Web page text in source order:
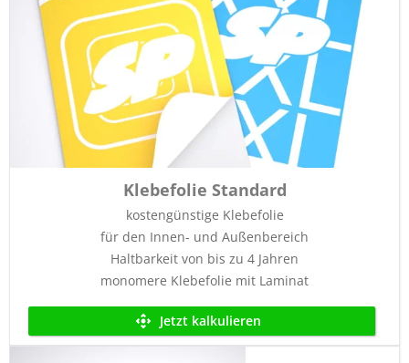
Klebefolie Standard
kostengünstige Klebefolie
für den Innen- und Außenbereich
Haltbarkeit von bis zu 4 Jahren
monomere Klebefolie mit Laminat
Jetzt kalkulieren